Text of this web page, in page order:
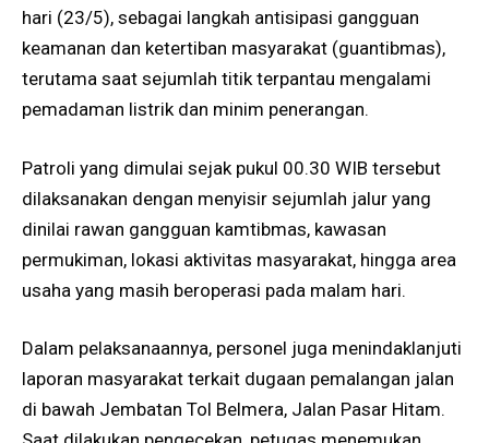
hari (23/5), sebagai langkah antisipasi gangguan
keamanan dan ketertiban masyarakat (guantibmas),
terutama saat sejumlah titik terpantau mengalami
pemadaman listrik dan minim penerangan.
Patroli yang dimulai sejak pukul 00.30 WIB tersebut
dilaksanakan dengan menyisir sejumlah jalur yang
dinilai rawan gangguan kamtibmas, kawasan
permukiman, lokasi aktivitas masyarakat, hingga area
usaha yang masih beroperasi pada malam hari.
Dalam pelaksanaannya, personel juga menindaklanjuti
laporan masyarakat terkait dugaan pemalangan jalan
di bawah Jembatan Tol Belmera, Jalan Pasar Hitam.